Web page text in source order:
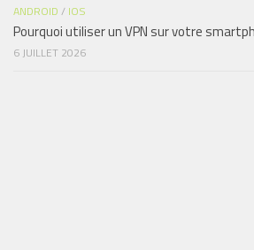
ANDROID / IOS
Pourquoi utiliser un VPN sur votre
6 JUILLET 2026